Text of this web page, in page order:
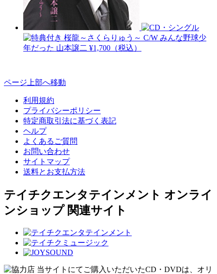
桜龍～さくらりゅう～ C/W みんな野球少
年だった 山本譲二 ¥1,700（税込）
ページ上部へ移動
利用規約
プライバシーポリシー
特定商取引法に基づく表記
ヘルプ
よくあるご質問
お問い合わせ
サイトマップ
送料とお支払方法
テイチクエンタテインメント オンライ
ンショップ 関連サイト
当サイトにてご購入いただいたCD・DVDは、オリ